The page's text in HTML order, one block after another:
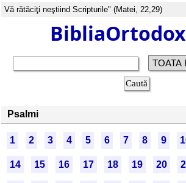
Vă rătăciţi neştiind Scripturile" (Matei, 22,29)
Psalmi
1 2 3 4 5 6 7 8 9
14 15 16 17 18 19 20